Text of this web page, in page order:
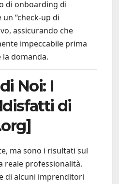
di onboarding di
un “check-up di
assicurando che
impeccabile prima
domanda.
Noi: I
di
ma sono i risultati sul
reale professionalità.
di alcuni imprenditori